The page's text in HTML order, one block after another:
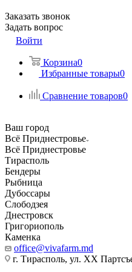
Заказать звонок
Задать вопрос
Войти
Корзина0
Избранные товары0
Сравнение товаров0
Ваш город
Всё Приднестровье
Всё Приднестровье
Тирасполь
Бендеры
Рыбница
Дубоссары
Слободзея
Днестровск
Григориополь
Каменка
office@vivafarm.md
г. Тирасполь, ул. ХХ